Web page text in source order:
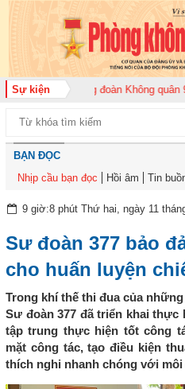
Sự kiện
2026 Trung đoàn Không quân 920
BẠN ĐỌC
Nhịp cầu bạn đọc
Hồi âm Tin
9 giờ:8 phút Thứ hai, ngày 11
Sư đoàn 377 bảo
cho huấn luyện
Trong khí thế thi đua của
Sư đoàn 377 đã triển khai thực
tập trung thực hiện tốt công
mặt công tác, tạo điều kiện
thích nghi nhanh chóng với